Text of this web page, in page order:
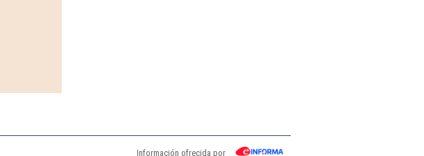
Información ofrecida por